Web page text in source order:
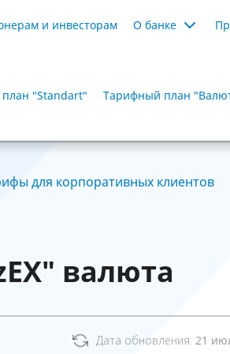
и инвесторам О банке
"Standart" Тарифный план
для корпоративных клиентов
валюта
Дата обновления: 21